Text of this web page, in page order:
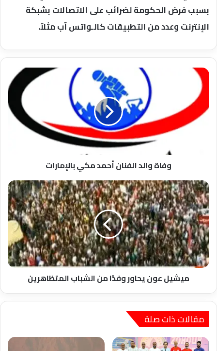
بسبب فرض الحكومة لضرائب على الاتصالات بشبكة
الإنترنت وعدد من التطبيقات كالـواتس آب مثلآ.
وفاة
والد
الفنان
أحمد
مكي
بالإمارات
وفاة والد الفنان أحمد مكي بالإمارات
ميشيل
عون
يحاور
وفدًا
من
الشباب
المتظاهرين
ميشيل عون يحاور وفدًا من الشباب المتظاهرين
مقالات ذات صلة